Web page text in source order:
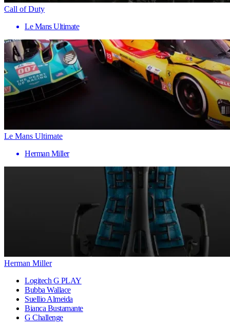
Call of Duty
Le Mans Ultimate
Le Mans Ultimate
Herman Miller
Herman Miller
Logitech G PLAY
Bubba Wallace
Suellio Almeida
Bianca Bustamante
G Challenge